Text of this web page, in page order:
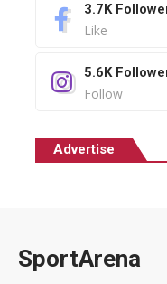
3.7K
Like
5.6K
Follow
Advertise
SportArena